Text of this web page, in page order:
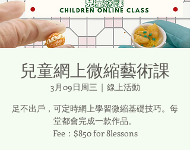
兒童網上微縮藝術課
3月09日周三
  |
線上活動
足不出戶，可定時網上學習微縮基礎技巧。每
堂都會完成一款作品。
Fee：$850 for 8lessons